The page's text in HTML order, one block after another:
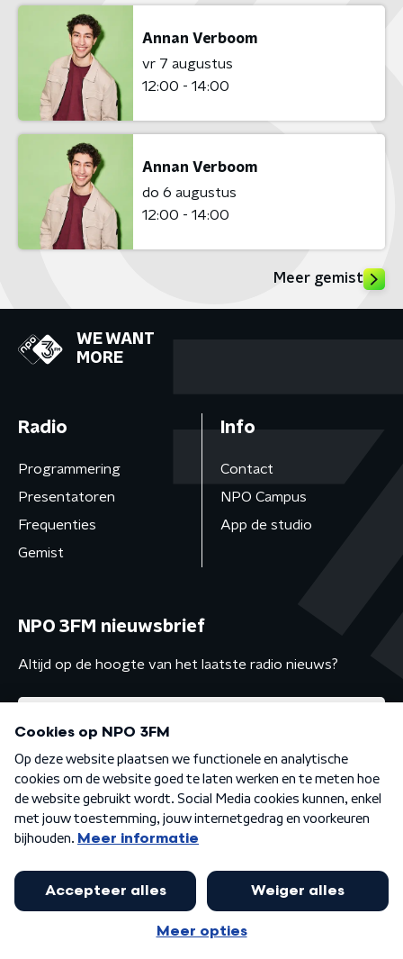
Annan Verboom
vr 7 augustus
12:00 - 14:00
Annan Verboom
do 6 augustus
12:00 - 14:00
Meer gemist
WE WANT
MORE
Radio
Programmering
Presentatoren
Frequenties
Gemist
Info
Contact
NPO Campus
App de studio
NPO 3FM nieuwsbrief
Altijd op de hoogte van het laatste radio nieuws?
Algemene voorwaarden Privacybeleid